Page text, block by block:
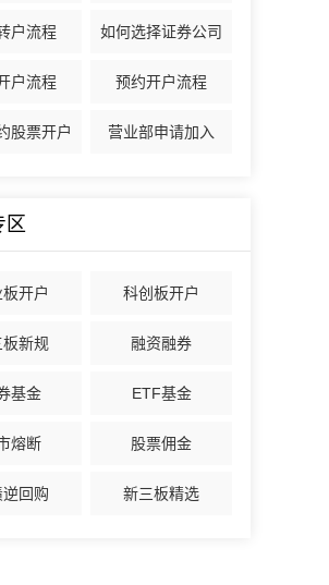
户流程 如何选择证券公司
户流程 预约开户流程
股票开户 营业部申请加入
区
开户 科创板开户
新规 融资融券
基金 ETF基金
熔断 股票佣金
逆回购 新三板精选